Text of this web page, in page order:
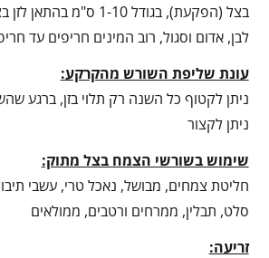
בצל (הפקעת), בגודל 1-10
לבן, אדום וסגול, רוב המינים חריפים עד
עונת שליפת השורש מהקרקע:
ניתן לקטוף כל השנה רק תלוי בזן, ברגע
ניתן לקצור
שימוש בשורשי הצמח בצל מתוק:
חליטת צמחים, מבושל, נאכל טרי, עשבי
סלט, תבלין, ממרחים ורטבים, ממולאים
זריעה: